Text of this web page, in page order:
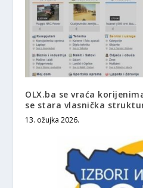
OLX.ba se vraća
se stara vlasnička
13. ožujka 2026.